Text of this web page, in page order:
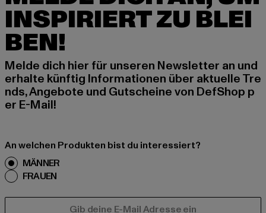
INSPIRIERT ZU BLEI
BEN!
Melde dich hier für unseren Newsletter an und
erhalte künftig Informationen über aktuelle Tre
nds, Angebote und Gutscheine von DefShop p
er E-Mail!
An welchen Produkten bist du interessiert?
MÄNNER
FRAUEN